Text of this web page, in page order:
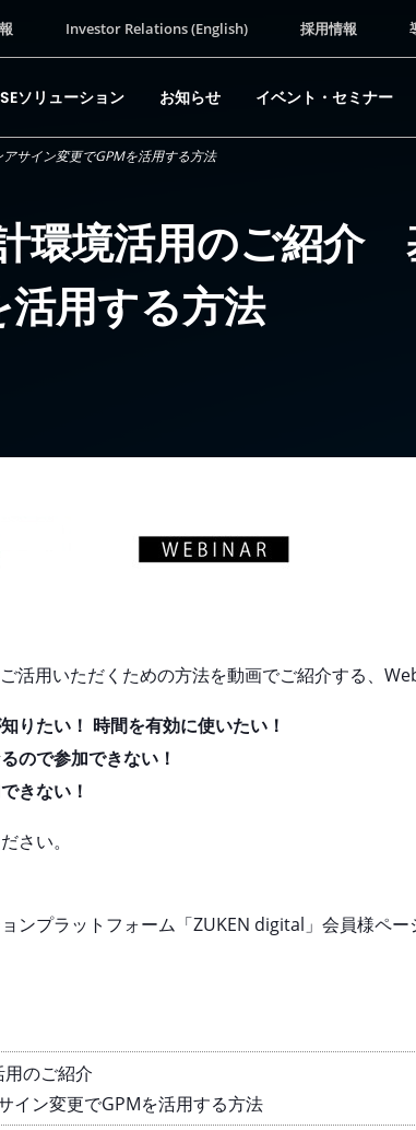
Investor Relations (English) 採用情報
ソリューション お知らせ イベント・セミナー
サイン変更でGPMを活用する方法
環境活用のご紹介
用する方法
活用いただくための方法を動画でご紹介する、
りたい！ 時間を有効に使いたい！
ので参加できない！
きない！
さい。
ンプラットフォーム「ZUKEN digital」会員様ペ
用のご紹介
イン変更でGPMを活用する方法